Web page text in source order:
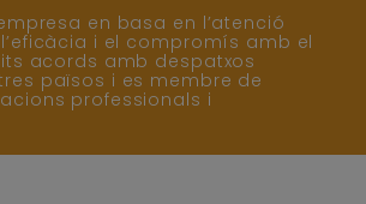
en basa en l’atenció
i el compromís amb el
acords amb despatxos
països i es membre de
professionals i